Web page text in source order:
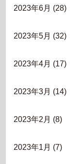
2023年6月 (28)
2023年5月 (32)
2023年4月 (17)
2023年3月 (14)
2023年2月 (8)
2023年1月 (7)